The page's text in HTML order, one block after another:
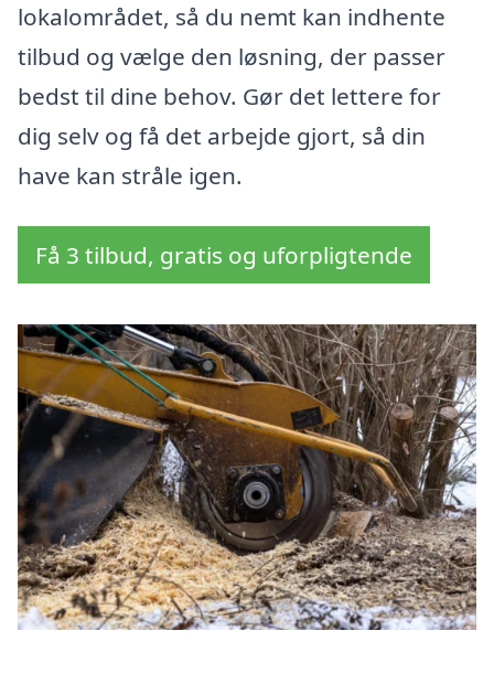
lokalområdet, så du nemt kan indhente
tilbud og vælge den løsning, der passer
bedst til dine behov. Gør det lettere for
dig selv og få det arbejde gjort, så din
have kan stråle igen.
Få 3 tilbud, gratis og uforpligtende